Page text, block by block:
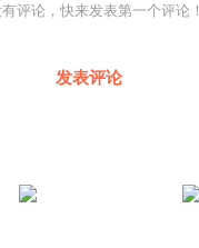
评论，快来发表第一个评论！
发表评论